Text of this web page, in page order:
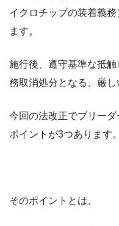
イクロチップの装着義
ます。
施行後、遵守基準な抵
務取消処分となる、厳し
今回の法改正でブリー
ポイントが3つあります。
そのポイントとは、